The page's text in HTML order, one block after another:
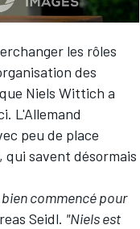
les rôles
des
Niels Wittich a
L'Allemand
peu de place
savent désormais
commencé pour
Seidl. "Niels est